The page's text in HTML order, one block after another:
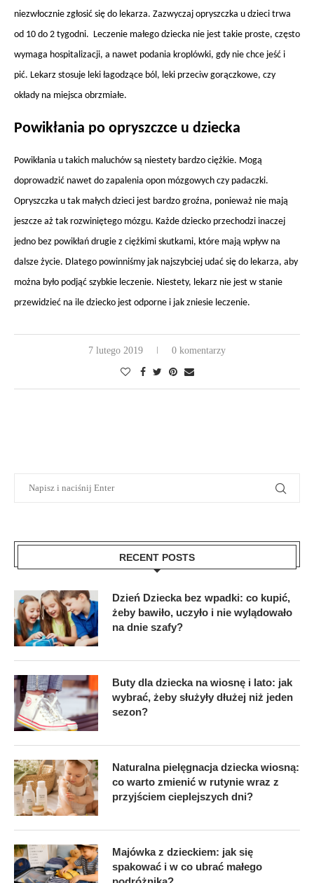
niezwłocznie zgłosić się do lekarza. Zazwyczaj opryszczka u dzieci trwa
od 10 do 2 tygodni. Leczenie małego dziecka nie jest takie proste, często
wymaga hospitalizacji, a nawet podania kroplówki, gdy nie chce jeść i
pić. Lekarz stosuje leki łagodzące ból, leki przeciw gorączkowe, czy
okłady na miejsca obrzmiałe.
Powikłania po opryszczce u dziecka
Powikłania u takich maluchów są niestety bardzo ciężkie. Mogą
doprowadzić nawet do zapalenia opon mózgowych czy padaczki.
Opryszczka u tak małych dzieci jest bardzo groźna, ponieważ nie mają
jeszcze aż tak rozwiniętego mózgu. Każde dziecko przechodzi inaczej
jedno bez powikłań drugie z ciężkimi skutkami, które mają wpływ na
dalsze życie. Dlatego powinniśmy jak najszybciej udać się do lekarza, aby
można było podjąć szybkie leczenie. Niestety, lekarz nie jest w stanie
przewidzieć na ile dziecko jest odporne i jak zniesie leczenie.
7 lutego 2019 0 komentarzy
RECENT POSTS
Dzień Dziecka bez wpadki: co kupić,
żeby bawiło, uczyło i nie wylądowało
na dnie szafy?
Buty dla dziecka na wiosnę i lato: jak
wybrać, żeby służyły dłużej niż jeden
sezon?
Naturalna pielęgnacja dziecka wiosną:
co warto zmienić w rutynie wraz z
przyjściem cieplejszych dni?
Majówka z dzieckiem: jak się
spakować i w co ubrać małego